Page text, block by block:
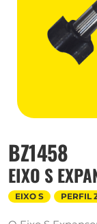
BZ1458
EIXO S
EIXO S PERFIL